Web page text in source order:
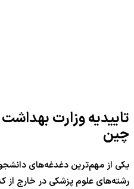
تاییدیه وزارت بهداشت
چین
یکی از مهم‌ترین دغدغه‌های
رشته‌های علوم پزشکی در خارج از